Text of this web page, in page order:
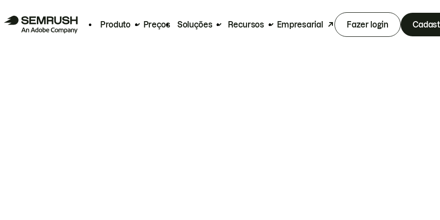
Produto Preços Soluções Recursos Empresarial Fazer login